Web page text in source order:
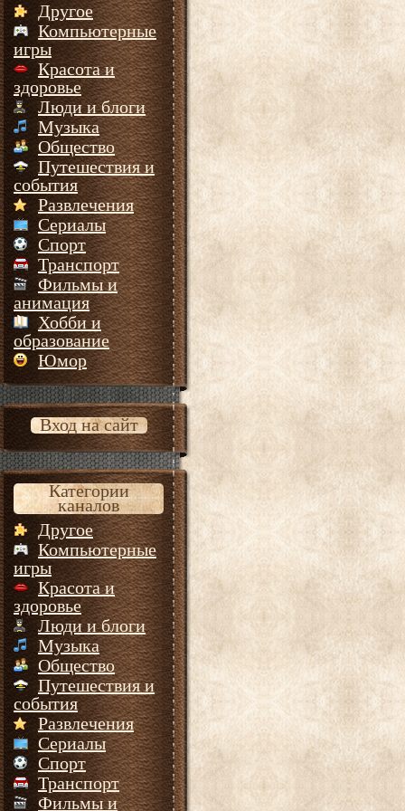
Другое
Компьютерные
игры
Красота и
здоровье
Люди и блоги
Музыка
Общество
Путешествия и
события
Развлечения
Сериалы
Спорт
Транспорт
Фильмы и
анимация
Хобби и
образование
Юмор
Вход на сайт
Категории
каналов
Другое
Компьютерные
игры
Красота и
здоровье
Люди и блоги
Музыка
Общество
Путешествия и
события
Развлечения
Сериалы
Спорт
Транспорт
Фильмы и